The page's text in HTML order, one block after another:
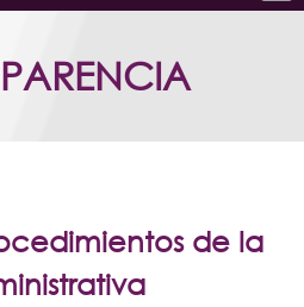
la UTP
Extensión
de la